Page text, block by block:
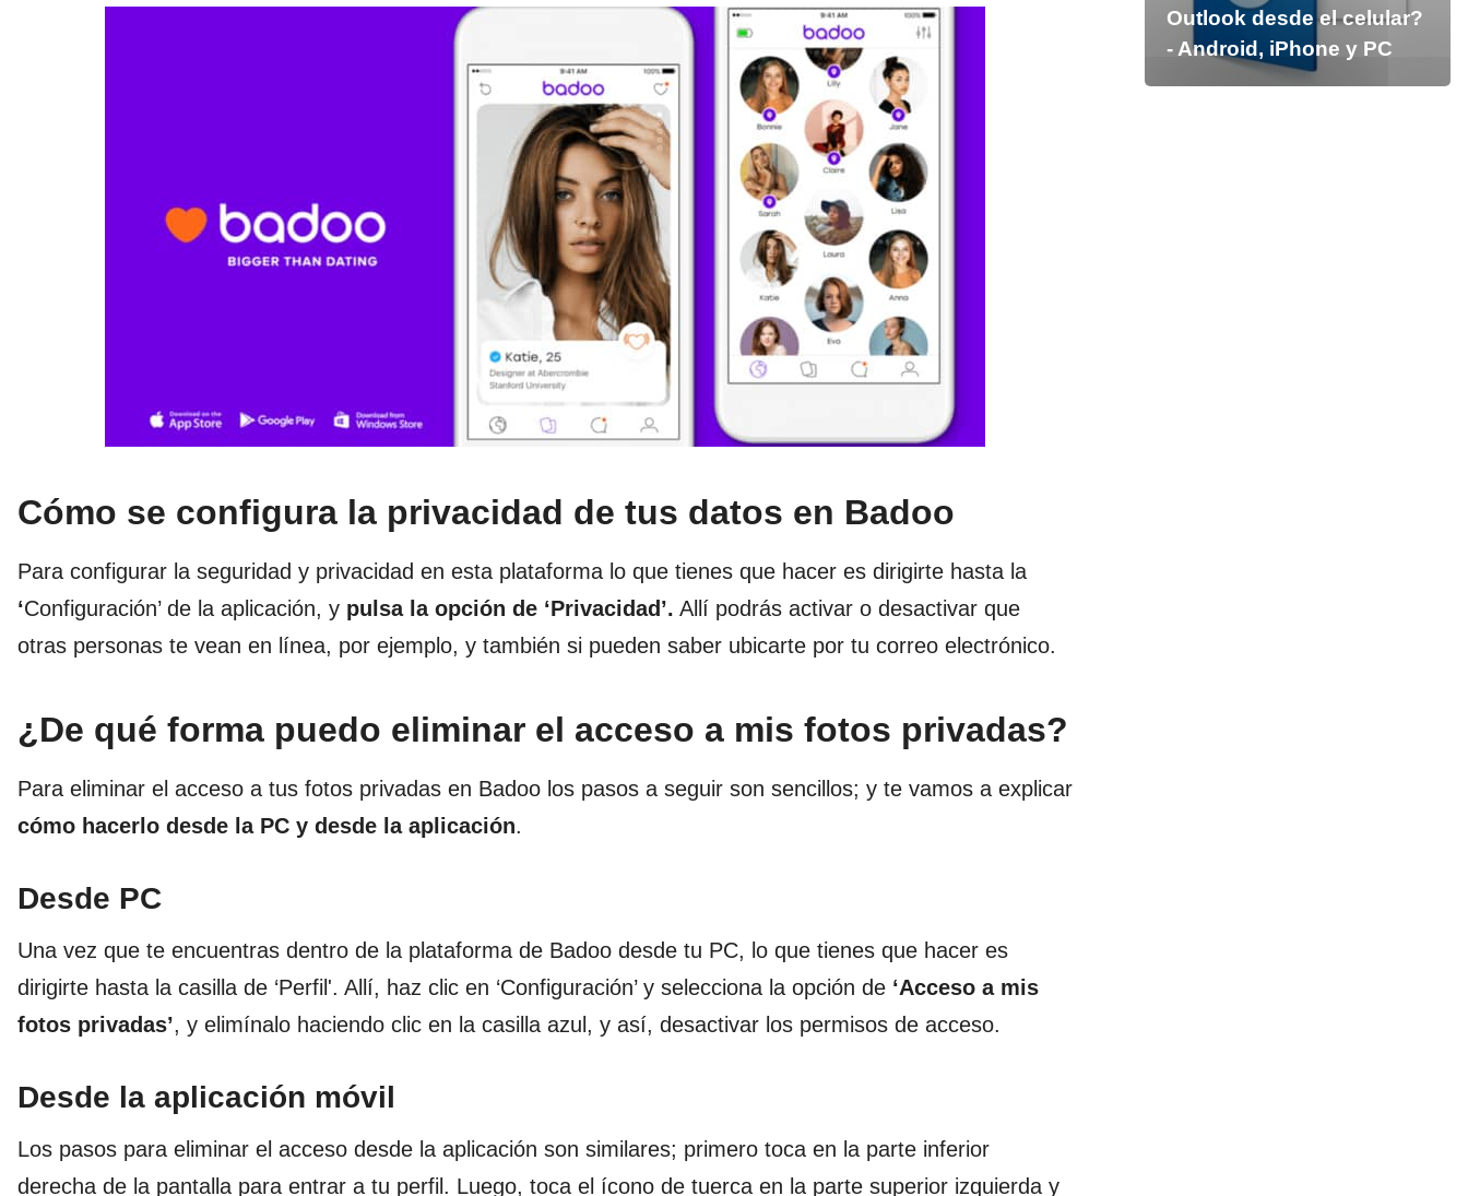
Cómo se configura la privacidad de tus datos en Badoo
Para configurar la seguridad y privacidad en esta plataforma lo que tienes que hacer es dirigirte hasta la
‘Configuración’ de la aplicación, y pulsa la opción de ‘Privacidad’. Allí podrás activar o desactivar que
otras personas te vean en línea, por ejemplo, y también si pueden saber ubicarte por tu correo electrónico.
¿De qué forma puedo eliminar el acceso a mis fotos privadas?
Para eliminar el acceso a tus fotos privadas en Badoo los pasos a seguir son sencillos; y te vamos a explicar
cómo hacerlo desde la PC y desde la aplicación.
Desde PC
Una vez que te encuentras dentro de la plataforma de Badoo desde tu PC, lo que tienes que hacer es
dirigirte hasta la casilla de ‘Perfil'. Allí, haz clic en ‘Configuración’ y selecciona la opción de ‘Acceso a mis
fotos privadas’, y elimínalo haciendo clic en la casilla azul, y así, desactivar los permisos de acceso.
Desde la aplicación móvil
Los pasos para eliminar el acceso desde la aplicación son similares; primero toca en la parte inferior
derecha de la pantalla para entrar a tu perfil. Luego, toca el ícono de tuerca en la parte superior izquierda y
Outlook desde el celular?
- Android, iPhone y PC